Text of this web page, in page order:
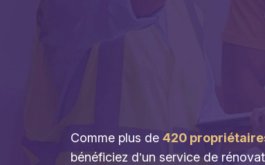
Comme plus de 420
bénéficiez d’un service de